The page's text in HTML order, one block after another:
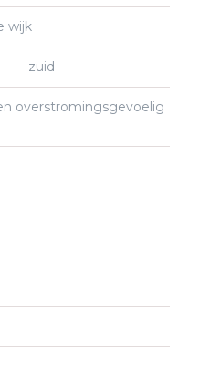
wijk
zuid
overstromingsgevoelig